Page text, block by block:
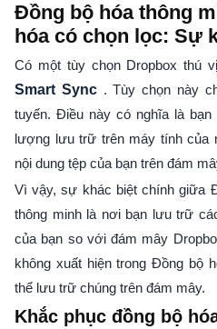
Đồng bộ hóa thông
hóa có chọn lọc: Sự
Có một tùy chọn Dropbox thú
Smart Sync. Tùy chọn này
tuyến. Điều này có nghĩa là bạn
lượng lưu trữ trên máy tính của
nội dung tệp của bạn trên đám
Vì vậy, sự khác biệt chính giữa
thông minh là nơi bạn lưu trữ
của bạn so với đám mây
không xuất hiện trong Đồng bộ
thể lưu trữ chúng trên đám mây.
Khắc phục đồng bộ